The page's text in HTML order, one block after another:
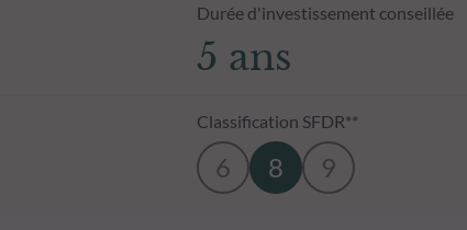
Durée d'investissement conseillée
5 ans
Classification SFDR**
6 8 9